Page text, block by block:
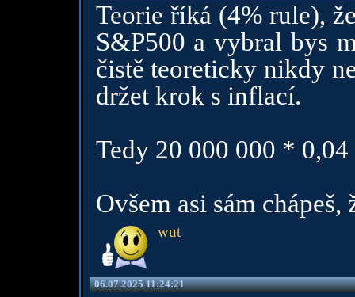
Teorie říká (4% rule),
S&P500 a vybral bys
čistě teoreticky nikdy
držet krok s inflací.
Tedy 20 000 000 *
Ovšem asi sám
wut
06.07.2025 11:24:21